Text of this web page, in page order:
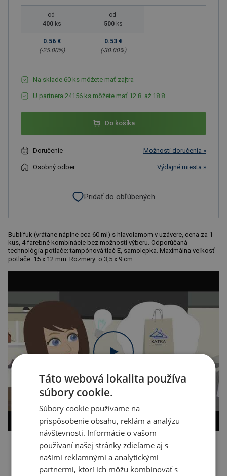
od
400 ks
0.56 €
(-25.00%)
od
500 ks
0.53 €
(-30.00%)
Na sklade 60 ks môžete mať zajtra
U partnera 24156 ks môžete mať 12.8. až 18.8.
Do košíka
Doručenie Možnosti doručenia »
Osobný odber Výdajné miesta »
Pridať do obľúbených
Bublifuk (vrátane náplne cca 60 ml) s hlavolamom v uzávere, cena za 1
kus, 4 farebné kombinácie bez možnosti výberu. Odporúčaná
technológia potlače: tampónová tlač E, samolepka. Maximálna veľkosť
potlače: 15 x 12 mm. Rozmery: o 3,5 x 9 cm.
Kopírovať odkaz
Táto webová lokalita používa
súbory cookie.
Súbory cookie používame na
prispôsobenie obsahu, reklám a analýzu
návštevnosti. Informácie o vašom
používaní našej stránky zdieľame aj s
našimi reklamnými a analytickými
partnermi, ktorí ich môžu kombinovať s